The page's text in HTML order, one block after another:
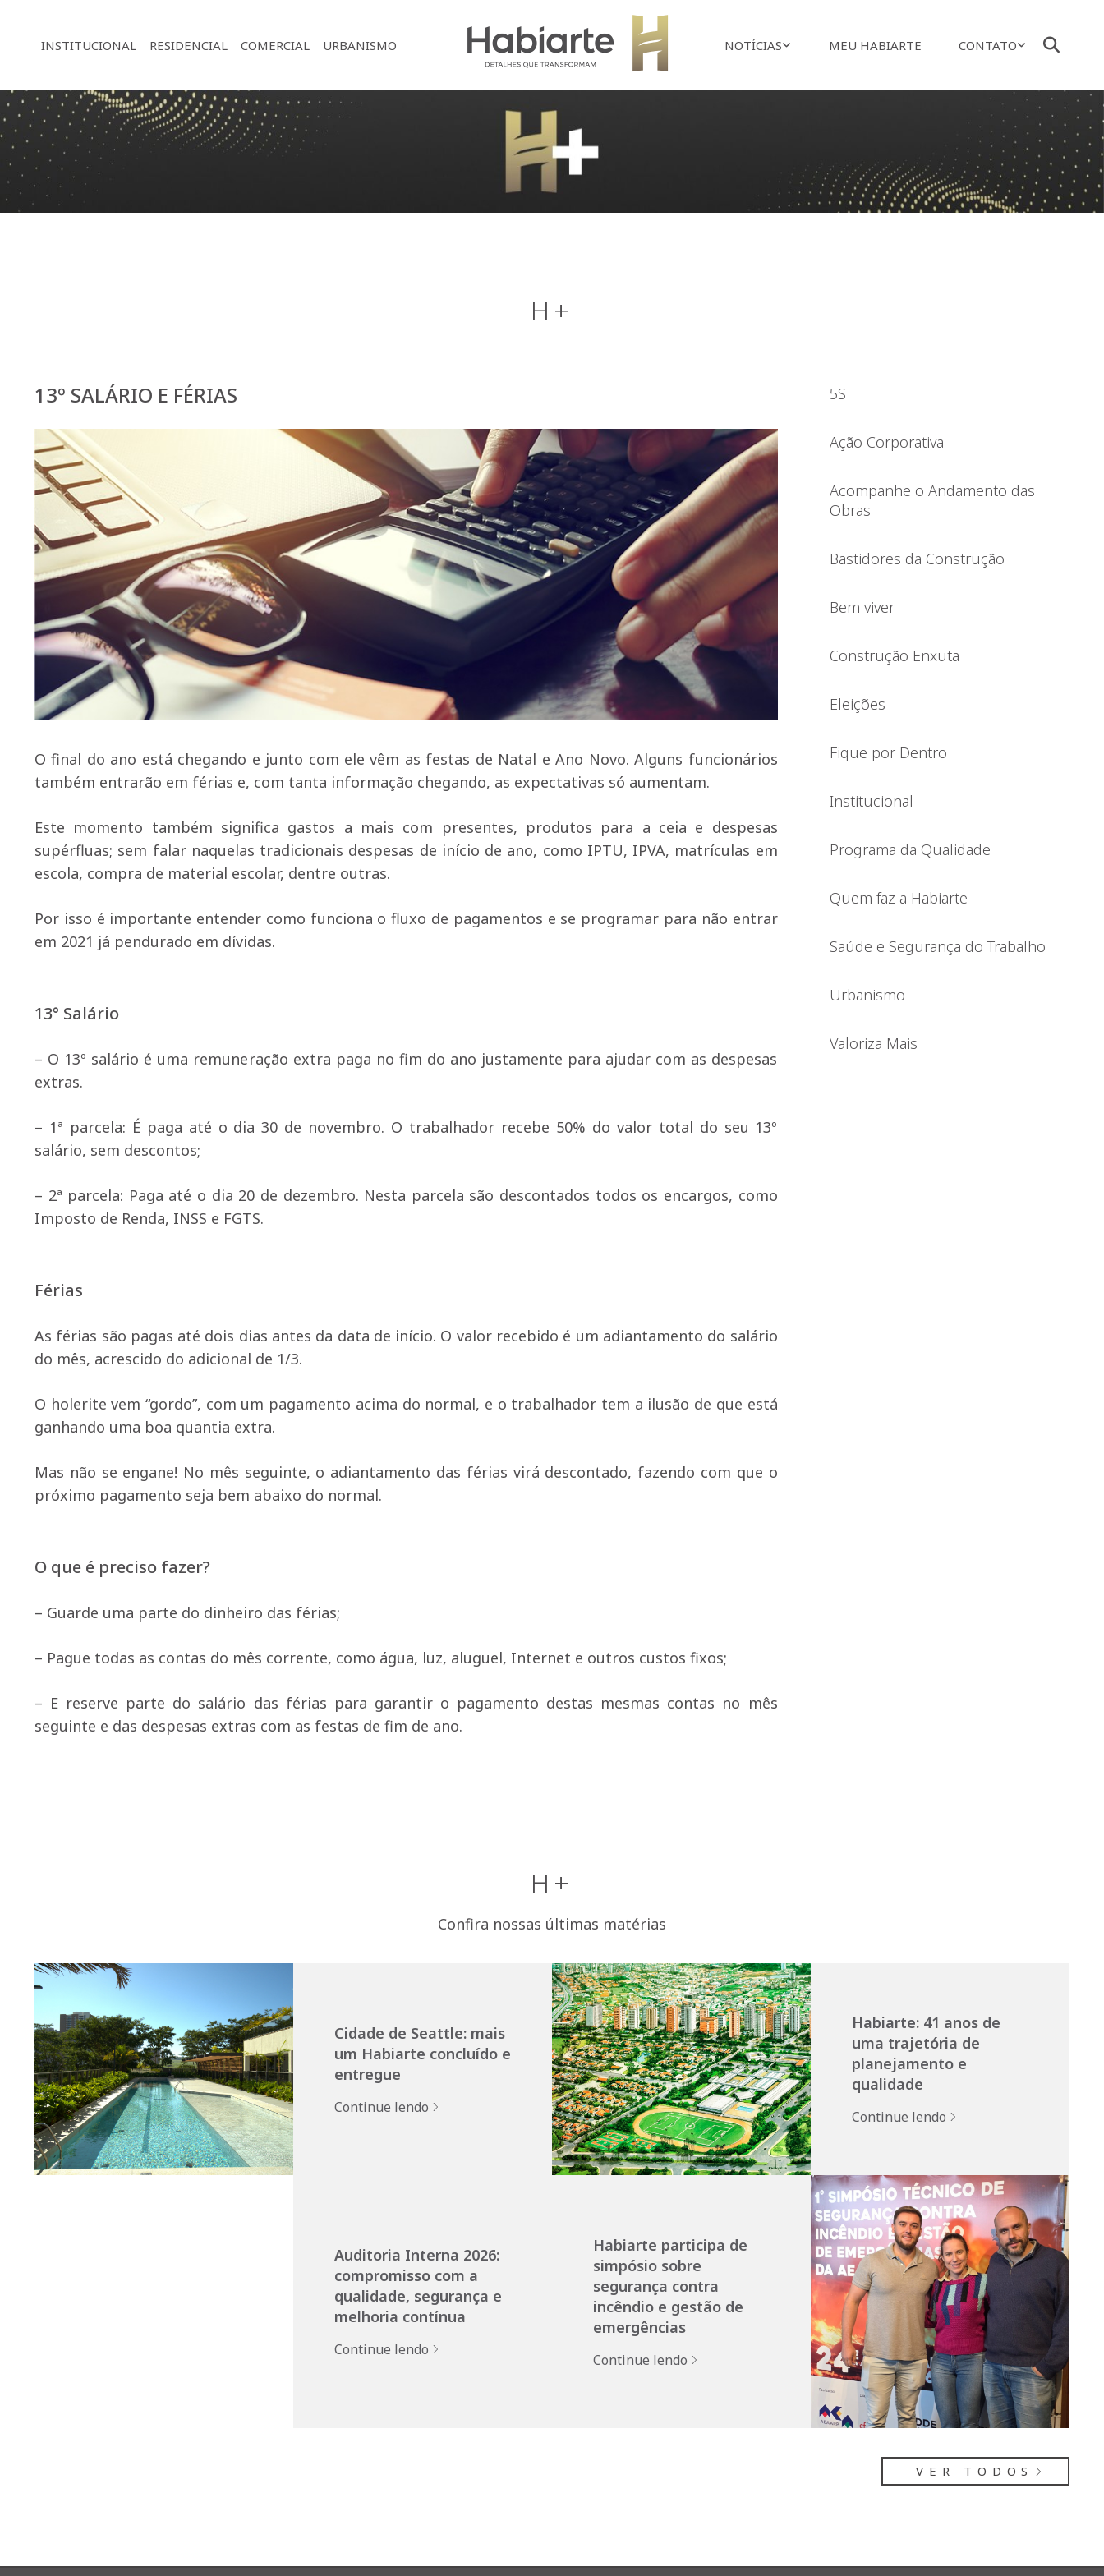
INSTITUCIONAL RESIDENCIAL COMERCIAL URBANISMO NOTÍCIAS MEU HABIARTE CONTATO
H+
13º SALÁRIO E FÉRIAS
O final do ano está chegando e junto com ele vêm as festas de Natal e Ano Novo. Alguns funcionários
também entrarão em férias e, com tanta informação chegando, as expectativas só aumentam.
Este momento também significa gastos a mais com presentes, produtos para a ceia e despesas
supérfluas; sem falar naquelas tradicionais despesas de início de ano, como IPTU, IPVA, matrículas em
escola, compra de material escolar, dentre outras.
Por isso é importante entender como funciona o fluxo de pagamentos e se programar para não entrar
em 2021 já pendurado em dívidas.
13° Salário
– O 13º salário é uma remuneração extra paga no fim do ano justamente para ajudar com as despesas
extras.
– 1ª parcela: É paga até o dia 30 de novembro. O trabalhador recebe 50% do valor total do seu 13º
salário, sem descontos;
– 2ª parcela: Paga até o dia 20 de dezembro. Nesta parcela são descontados todos os encargos, como
Imposto de Renda, INSS e FGTS.
Férias
As férias são pagas até dois dias antes da data de início. O valor recebido é um adiantamento do salário
do mês, acrescido do adicional de 1/3.
O holerite vem “gordo”, com um pagamento acima do normal, e o trabalhador tem a ilusão de que está
ganhando uma boa quantia extra.
Mas não se engane! No mês seguinte, o adiantamento das férias virá descontado, fazendo com que o
próximo pagamento seja bem abaixo do normal.
O que é preciso fazer?
– Guarde uma parte do dinheiro das férias;
– Pague todas as contas do mês corrente, como água, luz, aluguel, Internet e outros custos fixos;
– E reserve parte do salário das férias para garantir o pagamento destas mesmas contas no mês
seguinte e das despesas extras com as festas de fim de ano.
5S
Ação Corporativa
Acompanhe o Andamento das
Obras
Bastidores da Construção
Bem viver
Construção Enxuta
Eleições
Fique por Dentro
Institucional
Programa da Qualidade
Quem faz a Habiarte
Saúde e Segurança do Trabalho
Urbanismo
Valoriza Mais
H+
Confira nossas últimas matérias
Cidade de Seattle: mais
um Habiarte concluído e
entregue
Continue lendo
Habiarte: 41 anos de
uma trajetória de
planejamento e
qualidade
Continue lendo
Auditoria Interna 2026:
compromisso com a
qualidade, segurança e
melhoria contínua
Continue lendo
Habiarte participa de
simpósio sobre
segurança contra
incêndio e gestão de
emergências
Continue lendo
VER TODOS